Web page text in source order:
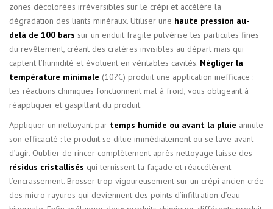
zones décolorées irréversibles sur le crépi et accélère la
dégradation des liants minéraux. Utiliser une haute pression au-
delà de 100 bars sur un enduit fragile pulvérise les particules fines
du revêtement, créant des cratères invisibles au départ mais qui
captent l’humidité et évoluent en véritables cavités. Négliger la
température minimale (10?C) produit une application inefficace :
les réactions chimiques fonctionnent mal à froid, vous obligeant à
réappliquer et gaspillant du produit.
Appliquer un nettoyant par temps humide ou avant la pluie annule
son efficacité : le produit se dilue immédiatement ou se lave avant
d’agir. Oublier de rincer complètement après nettoyage laisse des
résidus cristallisés qui ternissent la façade et réaccélèrent
l’encrassement. Brosser trop vigoureusement sur un crépi ancien crée
des micro-rayures qui deviennent des points d’infiltration d’eau